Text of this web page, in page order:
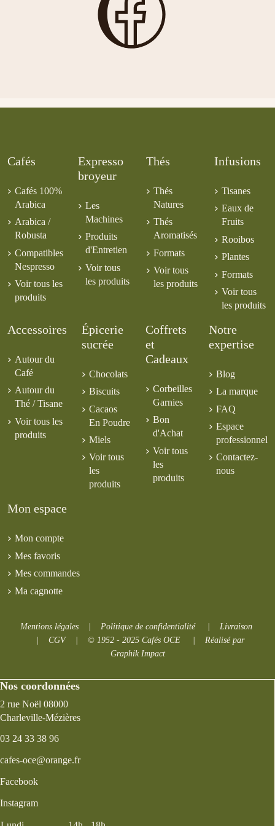
Colombie
Bancha
Gingembre
Voyage à Tokyo
6,00 €
Cafés
Cafés 100%
Arabica
Arabica /
Robusta
Compatibles
Nespresso
Voir tous les
produits
Expresso
broyeur
Les
Machines
Produits
d'Entretien
Voir tous
les produits
Thés
Thés
Natures
Thés
Aromatisés
Formats
Voir tous
les produits
Infusions
Tisanes
Eaux de
Fruits
Rooibos
Plantes
Formats
Voir tous
les produits
Accessoires
Autour du
Café
Autour du
Thé / Tisane
Voir tous les
produits
Épicerie
sucrée
Chocolats
Biscuits
Cacaos
En Poudre
Miels
Voir tous
les
produits
Coffrets
et
Cadeaux
Corbeilles
Garnies
Bon
d'Achat
Voir tous
les
produits
Notre
expertise
Blog
La marque
FAQ
Espace
professionnel
Contactez-
nous
Mon espace
Mon compte
Mes favoris
Mes commandes
Ma cagnotte
Mentions légales | Politique de confidentialité| Livraison
|
CGV| © 1952 - 2025 Cafés OCE| Réalisé par
Graphik Impact
Nos coordonnées
2 rue Noël 08000
Charleville-Mézières
03 24 33 38 96
cafes-oce@orange.fr
Facebook
Instagram